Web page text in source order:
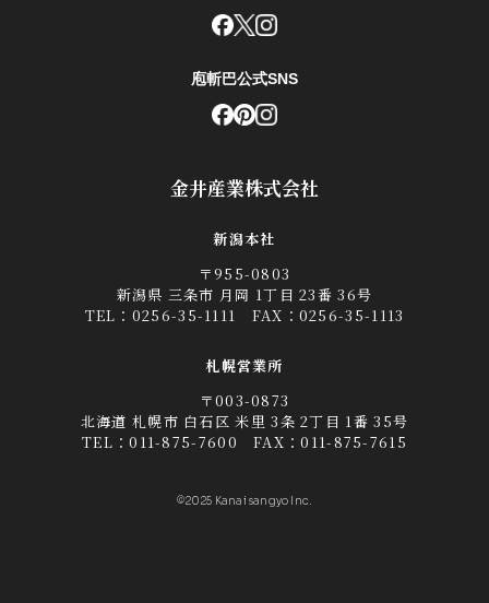
金井産業株式会社
新潟本社
〒955-0803
新潟県 三条市 月岡 1丁目 23番 36号
TEL： 0256-35-1111 FAX：0256-35-1113
札幌営業所
〒003-0873
北海道 札幌市 白石区 米里 3条 2丁目 1番 35号
TEL：011-875-7600 FAX：011-875-7615
©2025 Kanai sangyo Inc.
庖斬巴公式SNS